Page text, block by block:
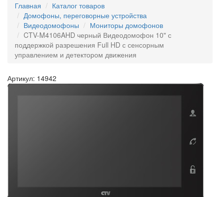
Главная
Каталог товаров
Домофоны, переговорные устройства
Видеодомофоны
Мониторы домофонов
CTV-M4106AHD черный Видеодомофон 10" с
поддержкой разрешения Full HD с сенсорным
управлением и детектором движения
Артикул: 14942